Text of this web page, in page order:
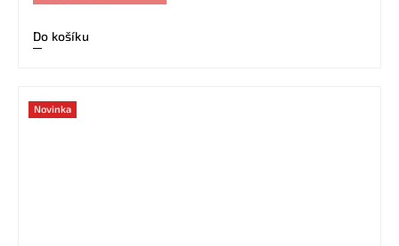
Do košíku
Novinka